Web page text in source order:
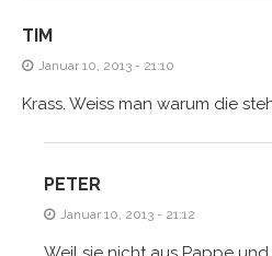
TIM
Januar 10, 2013 - 21:10
Krass. Weiss man warum die
PETER
Januar 10, 2013 - 21:12